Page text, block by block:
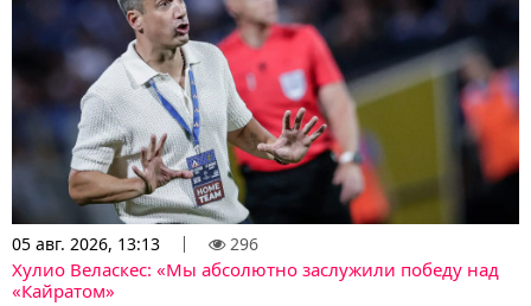
05 авг. 2026, 13:13 296
Хулио Веласкес: «Мы абсолютно заслужили победу над
«Кайратом»